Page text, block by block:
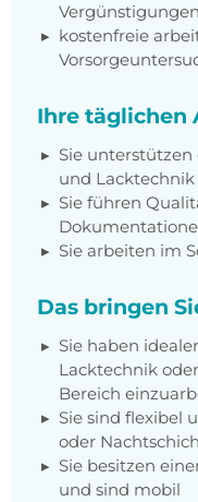
kostenfreie
Ihre täglichen
Sie
und Lacktechnik
Sie führen
Sie arbeiten im
Das bringen
Sie haben
Lacktechnik
Bereich
Sie sind flexibel
oder
Sie besitzen
und sind mobil